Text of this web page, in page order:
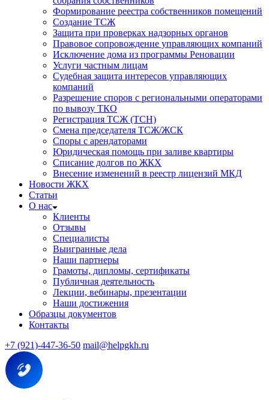
Формирование реестра собственников помещений
Создание ТСЖ
Защита при проверках надзорных органов
Правовое сопровождение управляющих компаний
Исключение дома из программы Реновации
Услуги частным лицам
Судебная защита интересов управляющих
компаний
Разрешение споров с региональными операторами
по вывозу ТКО
Регистрация ТСЖ (ТСН)
Смена председателя ТСЖ/ЖСК
Споры с арендаторами
Юридическая помощь при заливе квартиры
Списание долгов по ЖКХ
Внесение изменений в реестр лицензий МКД
Новости ЖКХ
Статьи
О нас
Клиенты
Отзывы
Специалисты
Выигранные дела
Наши партнеры
Грамоты, дипломы, сертификаты
Публичная деятельность
Лекции, вебинары, презентации
Наши достижения
Образцы документов
Контакты
+7 (921)-447-36-50 mail@helpgkh.ru